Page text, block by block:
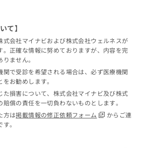
て】
式会社マイナビおよび株式会社ウェルネスが
。正確な情報に努めておりますが、内容を完
ません。
関で受診を希望される場合は、必ず医療機関
お勧めします。
た損害について、株式会社マイナビ及び株式
償の責任を一切負わないものとします。
方は掲載情報の修正依頼フォーム
からご連
。